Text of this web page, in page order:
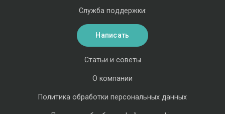
Статьи и советы
О компании
Политика обработки персональных данных
Служба поддержки:
Написать